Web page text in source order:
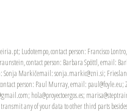
Ludotempo, contact person: Francisco Lontro,
contact person: Barbara Spöttl, email:
Sonja Markičemail: sonja.markic@zni.si;
person: Paul Murray, email: paul@foyle.eu;
hola@proyectoergos.es;
any of your data to other third parts